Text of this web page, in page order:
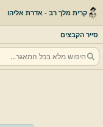
קרית מלך רב - אדרת אליהו
סייר הקבצים